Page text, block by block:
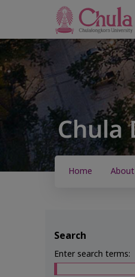
Home About
Search
Enter search terms: